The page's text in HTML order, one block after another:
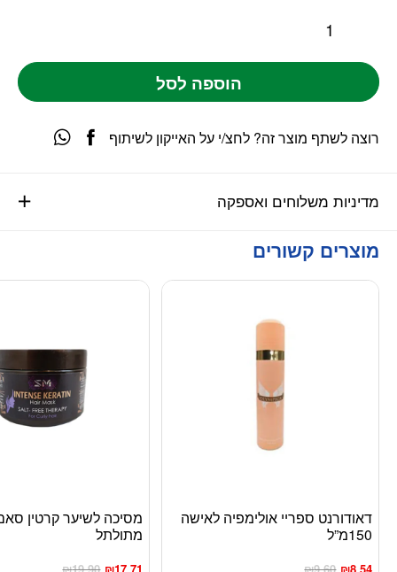
הוספה לסל
מדיניות משלוחים ואספקה
רוצה לשתף מוצר זה? לחצ/י על האייקון לשיתוף
מוצרים קשורים
דאודורנט ספריי אולימפיה לאישה
150מ”ל
מסיכה לשיער קרטין
מתולתל